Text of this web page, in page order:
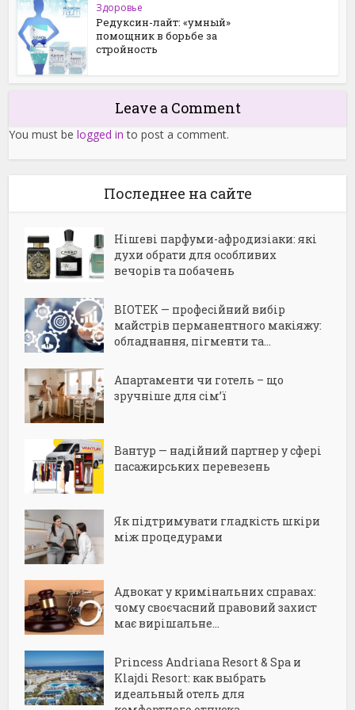
Здоровье
Редуксин-лайт: «умный»
помощник в борьбе за
стройность
Leave a Comment
You must belogged in to post a comment.
Последнее на сайте
Нішеві парфуми-афродизіаки: які
духи обрати для особливих
вечорів та побачень
BIOTEK — професійний вибір
майстрів перманентного макіяжу:
обладнання, пігменти та...
Апартаменти чи готель – що
зручніше для сім’ї
Вантур — надійний партнер у сфері
пасажирських перевезень
Як підтримувати гладкість шкіри
між процедурами
Адвокат у кримінальних справах:
чому своєчасний правовий захист
має вирішальне...
Princess Andriana Resort & Spa и
Klajdi Resort: как выбрать
идеальный отель для